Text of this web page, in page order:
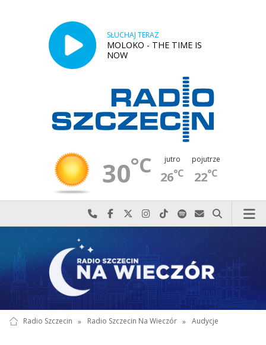
SŁUCHAJ TERAZ
MOLOKO - THE TIME IS
NOW
30°C jutro
26°C
pojutrze
22°C
Najlepiej po prostu do nas zadzwoń
Odwiedź nas na Facebook-u
Odwiedź nas na X
Odwiedź nas na Instagram-ie
Odwiedź nas na TikTok-u
Szukaj nas na Spotify
Wyślij do nas
Szukaj
Radio Szczecin » Radio Szczecin Na Wieczór » Audycje